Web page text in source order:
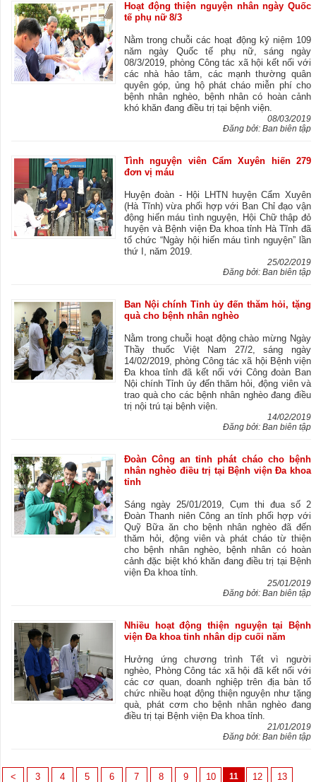
Hoạt động thiện nguyện nhân ngày Quốc
tế phụ nữ 8/3
Nằm trong chuỗi các hoạt động kỷ niệm 109
năm ngày Quốc tế phụ nữ, sáng ngày
08/3/2019, phòng Công tác xã hội kết nối với
các nhà hảo tâm, các mạnh thường quân
quyên góp, ủng hộ phát cháo miễn phí cho
bệnh nhân nghèo, bệnh nhân có hoàn cảnh
khó khăn đang điều trị tại bệnh viện.
08/03/2019
Đăng bởi: Ban biên tập
Tình nguyện viên Cẩm Xuyên hiến 279
đơn vị máu
Huyện đoàn - Hội LHTN huyện Cẩm Xuyên
(Hà Tĩnh) vừa phối hợp với Ban Chỉ đạo vận
động hiến máu tình nguyện, Hội Chữ thập đỏ
huyện và Bệnh viện Đa khoa tỉnh Hà Tĩnh đã
tổ chức “Ngày hội hiến máu tình nguyện” lần
thứ I, năm 2019.
25/02/2019
Đăng bởi: Ban biên tập
Ban Nội chính Tỉnh ủy đến thăm hỏi, tặng
quà cho bệnh nhân nghèo
Nằm trong chuỗi hoạt động chào mừng Ngày
Thầy thuốc Việt Nam 27/2, sáng ngày
14/02/2019, phòng Công tác xã hội Bệnh viện
Đa khoa tỉnh đã kết nối với Công đoàn Ban
Nội chính Tỉnh ủy đến thăm hỏi, động viên và
trao quà cho các bệnh nhân nghèo đang điều
trị nội trú tại bệnh viện.
14/02/2019
Đăng bởi: Ban biên tập
Đoàn Công an tỉnh phát cháo cho bệnh
nhân nghèo điều trị tại Bệnh viện Đa khoa
tỉnh
Sáng ngày 25/01/2019, Cụm thi đua số 2
Đoàn Thanh niên Công an tỉnh phối hợp với
Quỹ Bữa ăn cho bệnh nhân nghèo đã đến
thăm hỏi, động viên và phát cháo từ thiện
cho bệnh nhân nghèo, bệnh nhân có hoàn
cảnh đặc biệt khó khăn đang điều trị tại Bệnh
viện Đa khoa tỉnh.
25/01/2019
Đăng bởi: Ban biên tập
Nhiều hoạt động thiện nguyện tại Bệnh
viện Đa khoa tỉnh nhân dịp cuối năm
Hưởng ứng chương trình Tết vì người
nghèo, Phòng Công tác xã hội đã kết nối với
các cơ quan, doanh nghiệp trên địa bàn tổ
chức nhiều hoạt động thiện nguyện như tặng
quà, phát cơm cho bệnh nhân nghèo đang
điều trị tại Bệnh viện Đa khoa tỉnh.
21/01/2019
Đăng bởi: Ban biên tập
< 3 4 5 6 7 8 9 10 11 12 13